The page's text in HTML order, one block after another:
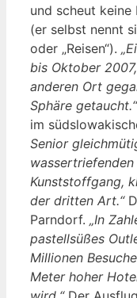
und scheut keine
(er selbst nennt
oder „Reisen“).
bis Oktober
anderen Ort
Sphäre getaucht.“
im
Senior
Kunststoffgang,
der dritten Art.“
Parndorf. „In
pastellsüßes
Millionen
Meter hoher